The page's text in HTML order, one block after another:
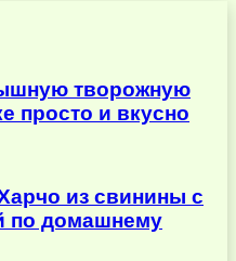
творожную
просто и вкусно
из свинины с
по домашнему